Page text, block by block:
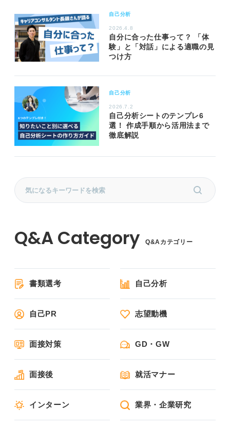
自己分析
2026.4.8
自分に合った仕事って？ 「体
験」と「対話」による適職の見
つけ方
自己分析
2026.7.2
自己分析シートのテンプレ6
選！ 作成手順から活用法まで
徹底解説
Q&Aカテゴリー
書類選考 自己分析
自己PR 志望動機
面接対策 GD・GW
面接後 就活マナー
インターン 業界・企業研究